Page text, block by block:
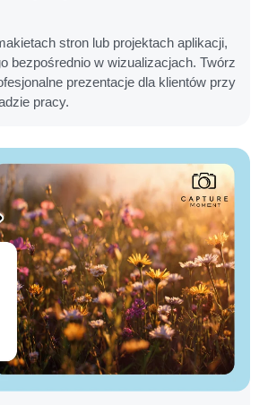
stron lub projektach aplikacji,
bezpośrednio w wizualizacjach. Twórz
prezentacje dla klientów przy
pracy.